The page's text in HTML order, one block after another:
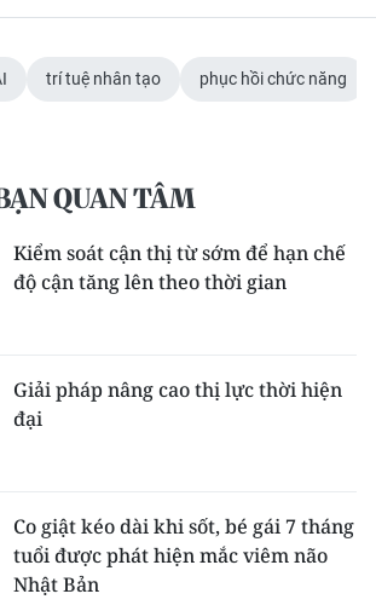
trí tuệ nhân tạo phục hồi chức năng
QUAN TÂM
Kiểm soát cận thị từ sớm để hạn chế
độ cận tăng lên theo thời gian
Giải pháp nâng cao thị lực thời hiện
đại
Co giật kéo dài khi sốt, bé gái 7 tháng
tuổi được phát hiện mắc viêm não
Nhật Bản